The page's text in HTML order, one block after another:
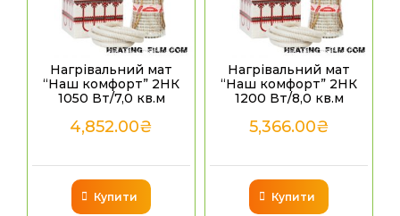
Нагрівальний мат
“Наш комфорт” 2НК
1050 Вт/7,0 кв.м
4,852.00₴
Купити
Нагрівальний мат
“Наш комфорт” 2НК
1200 Вт/8,0 кв.м
5,366.00₴
Купити